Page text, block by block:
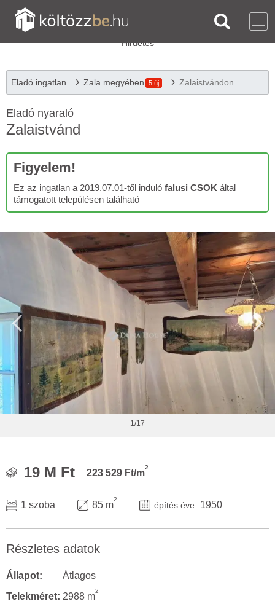
Eladó ingatlan Zala megyében 5 új Zalaistvándon
Eladó nyaraló
Zalaistvánd
Figyelem!
Ez az ingatlan a 2019.07.01-től induló falusi CSOK által
támogatott településen található
1/17
19 M Ft 223 529 Ft/m
2
1 szoba 85 m
2
építés éve: 1950
Részletes adatok
Állapot:
Átlagos
Telekméret: 2988 m
2